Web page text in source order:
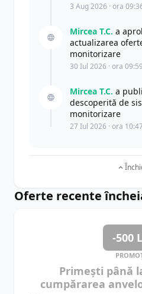
3 Aug 2026 · ora
Mircea T.C. a
actualizarea
monitorizare
30 Iul 2026 · ora 09:59
Mircea T.C. a
descoperită de
monitorizare
27 Iul 2026 · ora
Oferte recente
-500
Primești până
cumpărarea